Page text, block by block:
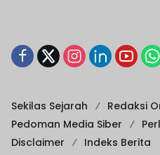
Sekilas Sejarah
Redaksi
Pedoman Media Siber
Disclaimer
Indeks Berita